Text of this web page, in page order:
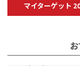
マイターゲット